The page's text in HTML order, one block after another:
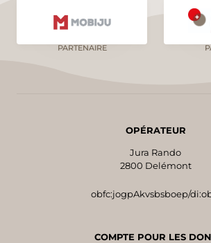
PARTENAIRE
OPÉRATEUR
Jura Rando
2800 Delémont
obfc:jogpAkvsbsboep/
COMPTE POUR LES